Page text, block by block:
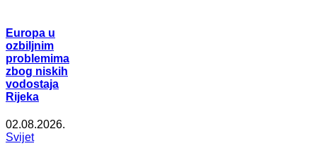
Europa u
ozbiljnim
problemima
zbog niskih
vodostaja
Rijeka
02.08.2026.
Svijet